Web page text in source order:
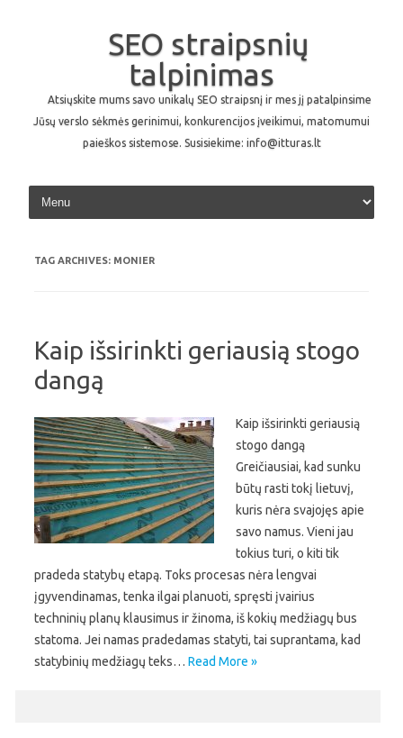
SEO straipsnių
talpinimas
Atsiųskite mums savo unikalų SEO straipsnį ir mes jį patalpinsime
Jūsų verslo sėkmės gerinimui, konkurencijos įveikimui, matomumui
paieškos sistemose. Susisiekime: info@itturas.lt
Skip to content
TAG ARCHIVES: MONIER
Kaip išsirinkti geriausią stogo
dangą
Kaip išsirinkti geriausią
stogo dangą
Greičiausiai, kad sunku
būtų rasti tokį lietuvį,
kuris nėra svajojęs apie
savo namus. Vieni jau
tokius turi, o kiti tik
pradeda statybų etapą. Toks procesas nėra lengvai
įgyvendinamas, tenka ilgai planuoti, spręsti įvairius
techninių planų klausimus ir žinoma, iš kokių medžiagų bus
statoma. Jei namas pradedamas statyti, tai suprantama, kad
statybinių medžiagų teks… Read More »